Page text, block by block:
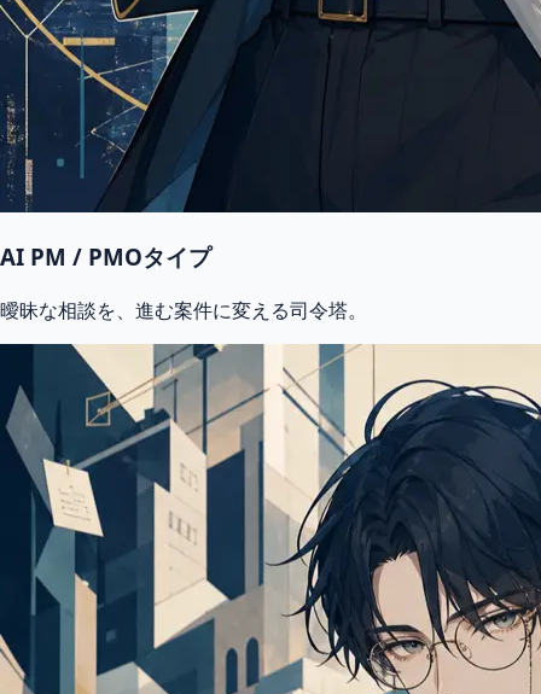
AI PM / PMOタイプ
曖昧な相談を、進む案件に変える司令塔。